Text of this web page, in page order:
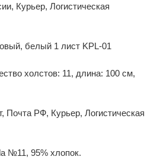
Курьер, Логистическая
белый 1 лист KPL-01
холстов: 11, длина: 100 см,
Почта РФ, Курьер, Логистическая
№11, 95% хлопок.